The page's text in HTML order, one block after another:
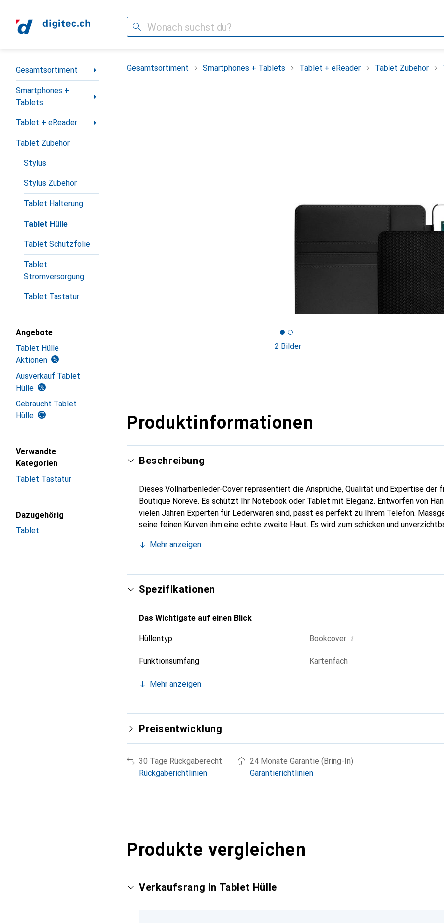
Suche
Navigation nach Kategorien
Gesamtsortiment
Smartphones +
Tablets
Tablet + eReader
Tablet Zubehör
Stylus
Stylus Zubehör
Tablet Halterung
Tablet Hülle
Tablet Schutzfolie
Tablet
Stromversorgung
Tablet Tastatur
Angebote
Tablet Hülle
Aktionen
Ausverkauf Tablet
Hülle
Gebraucht Tablet
Hülle
Verwandte
Kategorien
Tablet Tastatur
Dazugehörig
Tablet
Gesamtsortiment Smartphones + Tablets Tablet + eReader Tablet Zubehör
2 Bilder
Produktinformationen
Beschreibung
Dieses Vollnarbenleder-Cover repräsentiert die Ansprüche, Qualität und Expertise der
Boutique Noreve. Es schützt Ihr Notebook oder Tablet mit Eleganz. Entworfen von
vielen Jahren Experten für Lederwaren sind, passt es perfekt zu Ihrem Telefon.
seine feinen Kurven ihm eine echte zweite Haut. Es wird zum schicken und
sichere Wahl für eine anspruchsvolle Kundschaft.
Mehr anzeigen
Spezifikationen
Das Wichtigste auf einen Blick
Hüllentyp Bookcover i
Funktionsumfang Kartenfach
Mehr anzeigen
Preisentwicklung
30 Tage Rückgaberecht
Rückgaberichtlinien
24 Monate Garantie (Bring-In)
Garantierichtlinien
Produkte vergleichen
Verkaufsrang in Tablet Hülle